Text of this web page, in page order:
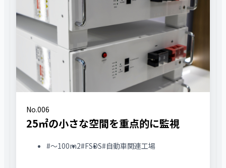
No.006
25㎡の小さな空間を重点的に監視
#〜100m2#FSDS#自動車関連工場